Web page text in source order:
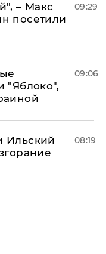
– Макс
посетили
09:29
"Яблоко",
09:06
Ильский
08:19